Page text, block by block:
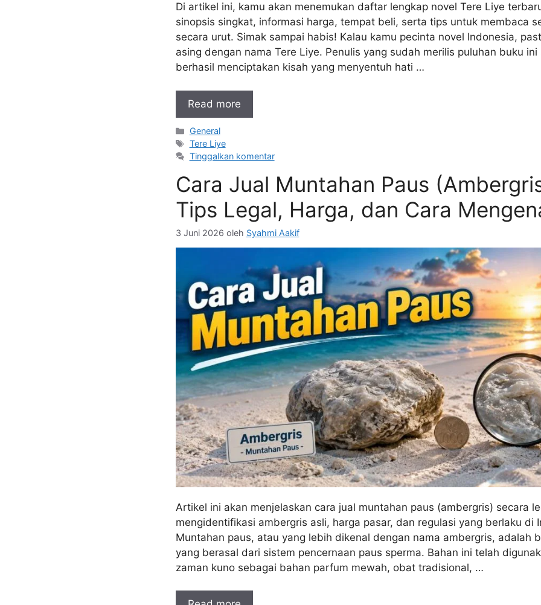
Di artikel ini, kamu akan menemukan daftar lengkap novel Tere Liye
sinopsis singkat, informasi harga, tempat beli, serta tips untuk membaca
secara urut. Simak sampai habis! Kalau kamu pecinta novel Indonesia,
asing dengan nama Tere Liye. Penulis yang sudah merilis puluhan buku ini
berhasil menciptakan kisah yang menyentuh hati …
Read more
Kategori
General
Tag
Tere Liye
Tinggalkan komentar
Cara Jual Muntahan Paus
Tips Legal, Harga, dan Cara
3 Juni 2026 oleh Syahmi Aakif
Artikel ini akan menjelaskan cara jual muntahan paus (ambergris) secara
mengidentifikasi ambergris asli, harga pasar, dan regulasi yang berlaku di
Muntahan paus, atau yang lebih dikenal dengan nama ambergris, adalah
yang berasal dari sistem pencernaan paus sperma. Bahan ini telah
zaman kuno sebagai bahan parfum mewah, obat tradisional, …